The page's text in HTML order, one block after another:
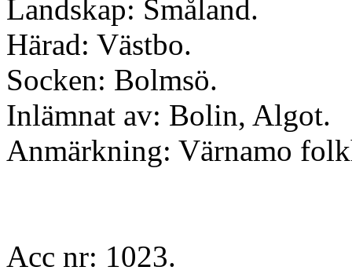
Landskap: Småland.
Härad: Västbo.
Socken: Bolmsö.
Inlämnat av: Bolin, Algot.
Anmärkning: Värnamo
Acc nr: 1023.